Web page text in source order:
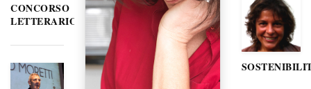
CONCORSO
LETTERARIO